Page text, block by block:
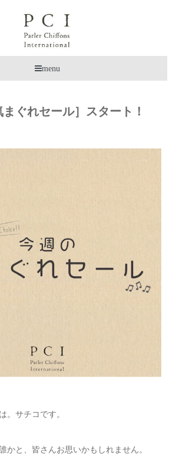
menu
ぐれセール］スタート！
。サチコです。
かと、皆さんお思いかもしれません。